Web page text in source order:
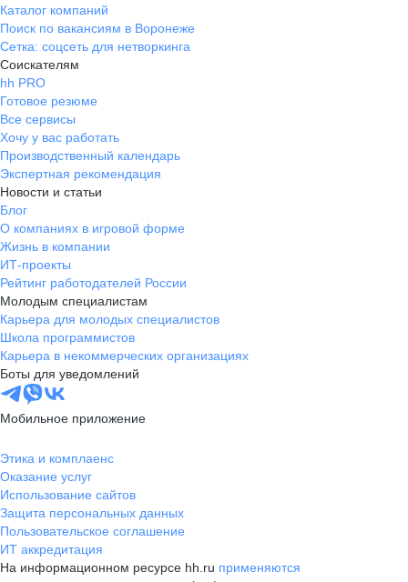
Каталог компаний
Поиск по вакансиям в Воронеже
Сетка: соцсеть для нетворкинга
Соискателям
hh PRO
Готовое резюме
Все сервисы
Хочу у вас работать
Производственный календарь
Экспертная рекомендация
Новости и статьи
Блог
О компаниях в игровой форме
Жизнь в компании
ИТ-проекты
Рейтинг работодателей России
Молодым специалистам
Карьера для молодых специалистов
Школа программистов
Карьера в некоммерческих организациях
Боты для уведомлений
Мобильное приложение
Этика и комплаенс
Оказание услуг
Использование сайтов
Защита персональных данных
Пользовательское соглашение
ИТ аккредитация
На информационном ресурсе hh.ru применяются